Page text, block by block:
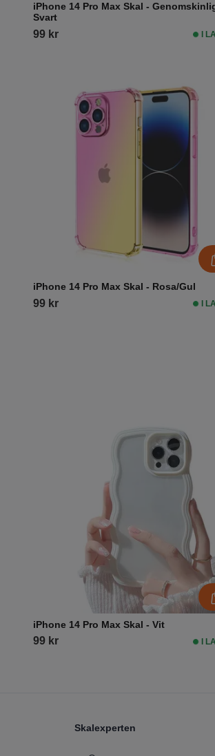
iPhone 14 Pro Max Skal -
Svart
99 kr I
iPhone 14 Pro Max Skal - Rosa/Gul
99 kr I
iPhone 14 Pro Max Skal - Vit
99 kr I
Skalexperten